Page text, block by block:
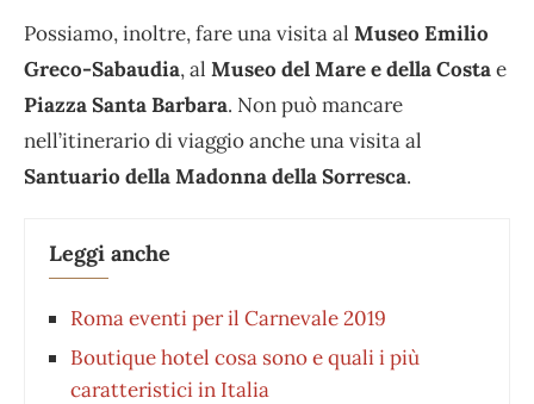
Possiamo, inoltre, fare una visita al Museo Emilio
Greco-Sabaudia, al Museo del Mare e della Costae
Piazza Santa Barbara. Non può mancare
nell’itinerario di viaggio anche una visita al
Santuario della Madonna della Sorresca.
Leggi anche
Roma eventi per il Carnevale 2019
Boutique hotel cosa sono e quali i più
caratteristici in Italia